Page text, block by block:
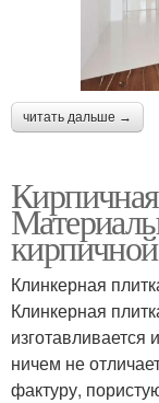
читать дальше →
Клинкерная
Клинкерная
ничем не
фактуру,